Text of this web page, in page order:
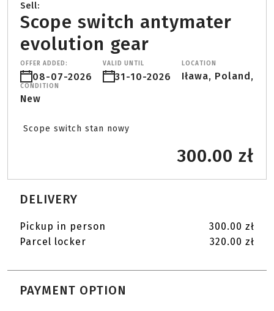
Sell:
Scope switch antymater
evolution gear
OFFER ADDED:
08-07-2026
VALID UNTIL
31-10-2026
LOCATION
Iława, Poland,
CONDITION
New
Scope switch stan nowy
300.00 zł
DELIVERY
Pickup in person
300.00 zł
Parcel locker
320.00 zł
PAYMENT OPTION